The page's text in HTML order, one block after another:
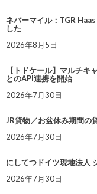
ネバーマイル：TGR
した
2026年8月5日
【トドケール】マルチ
とのAPI連携を開始
2026年7月30日
JR貨物／お盆休み期間の
2026年7月30日
にしてつドイツ現地法人
2026年7月30日